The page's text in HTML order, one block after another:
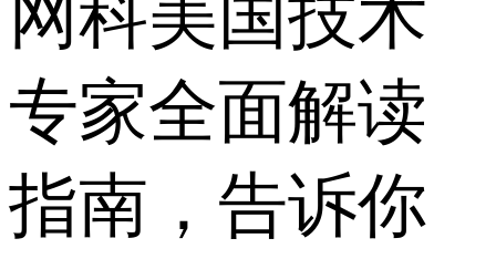
网科美国技术
专家全面解读
指南，告诉你